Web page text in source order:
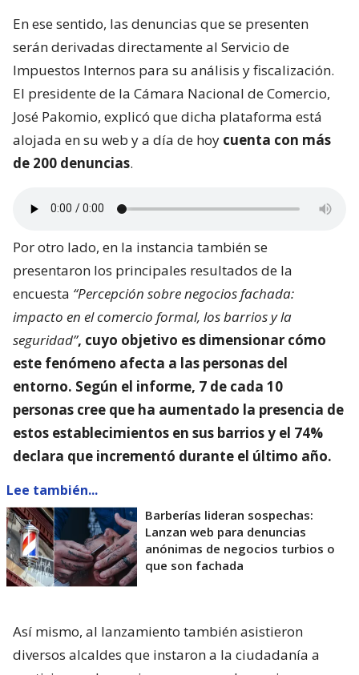
En ese sentido, las denuncias que se presenten
serán derivadas directamente al Servicio de
Impuestos Internos para su análisis y fiscalización.
El presidente de la Cámara Nacional de Comercio,
José Pakomio, explicó que dicha plataforma está
alojada en su web y a día de hoy cuenta con más
de 200 denuncias.
Por otro lado, en la instancia también se
presentaron los principales resultados de la
encuesta “Percepción sobre negocios fachada:
impacto en el comercio formal, los barrios y la
seguridad”, cuyo objetivo es dimensionar cómo
este fenómeno afecta a las personas del
entorno. Según el informe, 7 de cada 10
personas cree que ha aumentado la presencia de
estos establecimientos en sus barrios y el 74%
declara que incrementó durante el último año.
Lee también...
Barberías lideran sospechas:
Lanzan web para denuncias
anónimas de negocios turbios o
que son fachada
Así mismo, al lanzamiento también asistieron
diversos alcaldes que instaron a la ciudadanía a